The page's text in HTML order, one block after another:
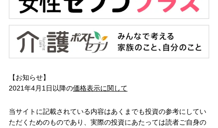
【お知らせ】
2021年4月1日以降の価格表示に関して
当サイトに記載されている内容はあくまでも投資の参考にしてい
ただくためのものであり、実際の投資にあたっては読者ご自身の